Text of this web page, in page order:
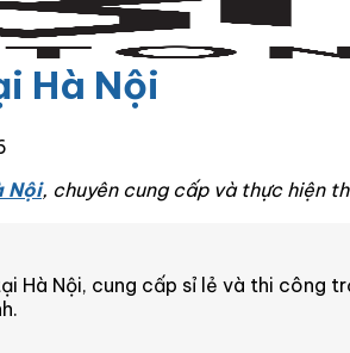
Hà Nội
Nội, chuyên cung cấp và thực hiện
Hà Nội, cung cấp sỉ lẻ và thi công